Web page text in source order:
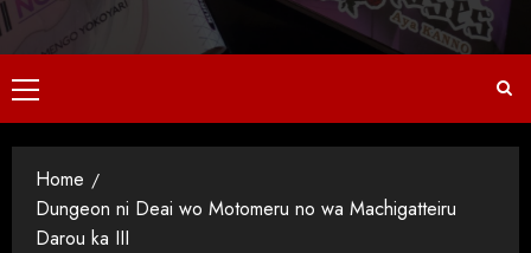
Home
Dungeon ni Deai wo Motomeru no wa Machigatteiru
Darou ka III